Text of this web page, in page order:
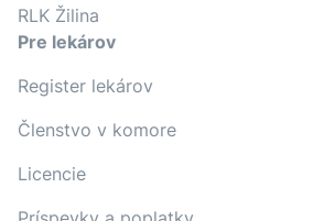
RLK Žilina
Pre lekárov
Register lekárov
Členstvo v komore
Licencie